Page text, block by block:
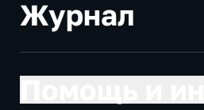
Журнал